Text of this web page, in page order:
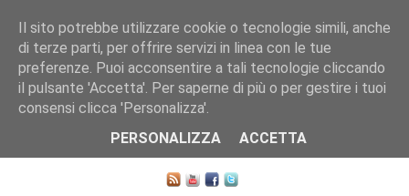
CHI SIAMO LE SEZIONI ASSICURGRANDA
ISCRIZIONE L'AVVOCATO RISPONDE SONDAGGI
Il sito potrebbe utilizzare cookie o tecnologie simili, anche
di terze parti, per offrire servizi in linea con le tue
preferenze. Puoi acconsentire a tali tecnologie cliccando
il pulsante 'Accetta'. Per saperne di più o per gestire i tuoi
consensi clicca 'Personalizza'.
PERSONALIZZA
ACCETTA